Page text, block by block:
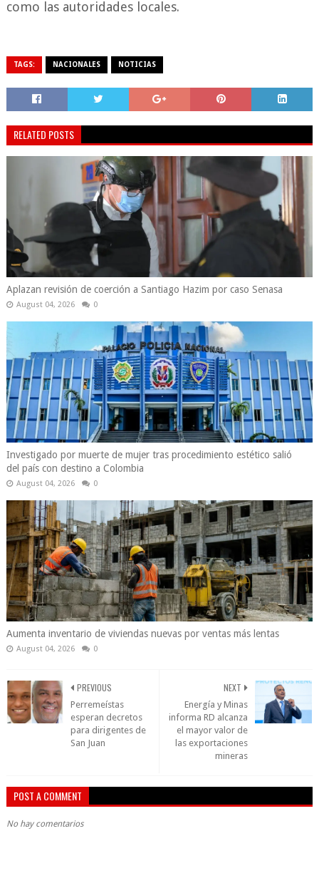
como las autoridades locales.
TAGS: NACIONALES NOTICIAS
RELATED POSTS
Aplazan revisión de coerción a Santiago Hazim por caso Senasa
August 04, 2026 0
Investigado por muerte de mujer tras procedimiento estético salió
del país con destino a Colombia
August 04, 2026 0
Aumenta inventario de viviendas nuevas por ventas más lentas
August 04, 2026 0
NEXT
Energía y Minas
informa RD alcanza
el mayor valor de
las exportaciones
mineras
PREVIOUS
Perremeístas
esperan decretos
para dirigentes de
San Juan
POST A COMMENT
No hay comentarios